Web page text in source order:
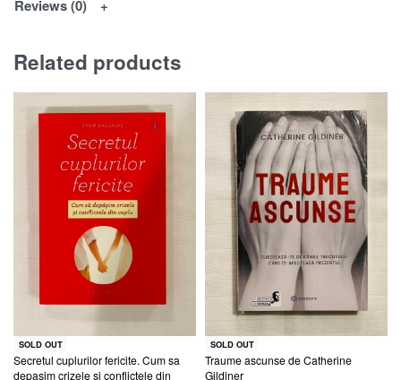
Reviews (0)
Related products
SOLD OUT
Secretul cuplurilor fericite. Cum sa
depasim crizele si conflictele din
SOLD OUT
Traume ascunse de Catherine
Gildiner